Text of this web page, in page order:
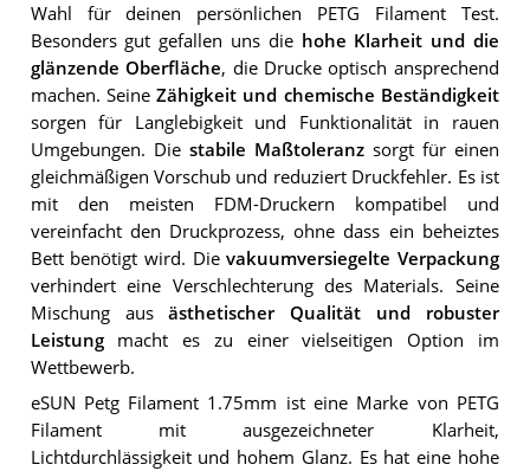
Wahl für deinen persönlichen PETG Filament Test.
Besonders gut gefallen uns die hohe Klarheit und die
glänzende Oberfläche, die Drucke optisch ansprechend
machen. SeineZähigkeit und chemische Beständigkeit
sorgen für Langlebigkeit und Funktionalität in rauen
Umgebungen. Die stabile Maßtoleranzsorgt für einen
gleichmäßigen Vorschub und reduziert Druckfehler. Es ist
mit den meisten FDM-Druckern kompatibel und
vereinfacht den Druckprozess, ohne dass ein beheiztes
Bett benötigt wird. Dievakuumversiegelte Verpackung
verhindert eine Verschlechterung des Materials. Seine
Mischung ausästhetischer Qualität und robuster
Leistungmacht es zu einer vielseitigen Option im
Wettbewerb.
eSUN Petg Filament 1.75mm ist eine Marke von PETG
Filament mit ausgezeichneter Klarheit,
Lichtdurchlässigkeit und hohem Glanz. Es hat eine hohe